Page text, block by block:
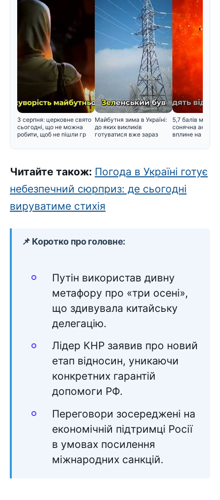
3 серпня: церковне свято
сьогодні, що не можна
робити, щоб не пішли гр
Майбутня зима в Україні:
до яких викликів
готуватися вже зараз
5,7 балів
сонячна
вплине на
Читайте також: Погода в Україні готує
небезпечний сюрприз: де сьогодні
вируватиме стихія
📌 Коротко про головне:
Путін використав дивну
метафору про «три осені»,
що здивувала китайську
делегацію.
Лідер КНР заявив про новий
етап відносин, уникаючи
конкретних гарантій
допомоги РФ.
Переговори зосереджені на
економічній підтримці Росії
в умовах посилення
міжнародних санкцій.